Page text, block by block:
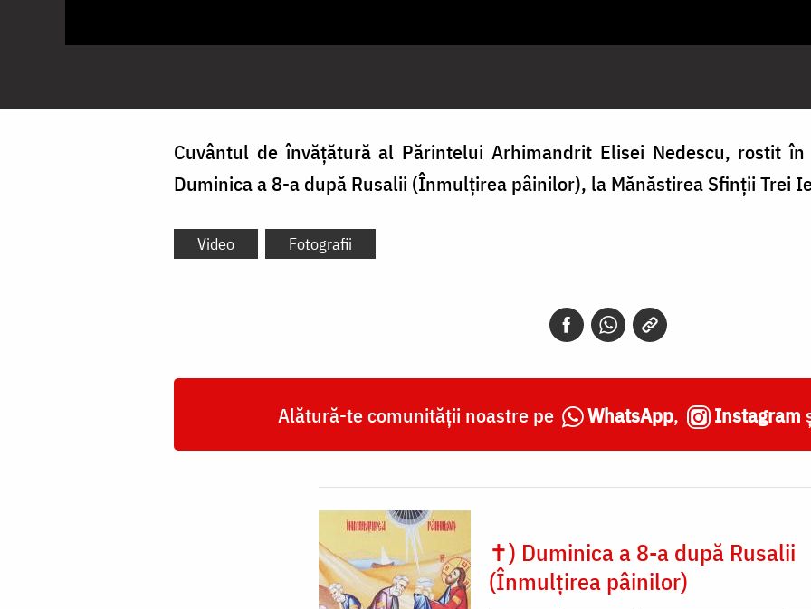
Cuvântul de învățătură al Părintelui Arhimandrit Elisei Nedescu, rostit
Duminica a 8-a după Rusalii (Înmulțirea pâinilor), la Mănăstirea Sfinții Trei
Video Fotografii
Alătură-te comunității noastre pe WhatsApp, Instagram
✝) Duminica a 8-a după Rusalii
(Înmulțirea pâinilor)